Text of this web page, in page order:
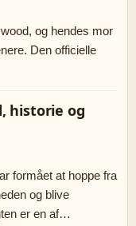
og hendes mor
Den officielle
historie og
formået at hoppe fra
og blive
er en af…